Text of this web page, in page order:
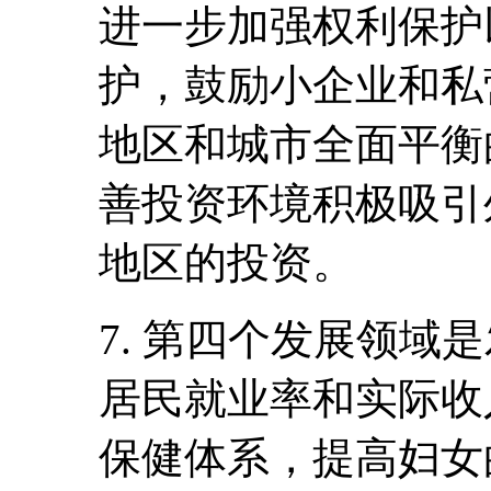
进一步加强权利保
护，鼓励小企业和
地区和城市全面平
善投资环境积极吸
地区的投资。
7. 第四个发展领域
居民就业率和实际
保健体系，提高妇